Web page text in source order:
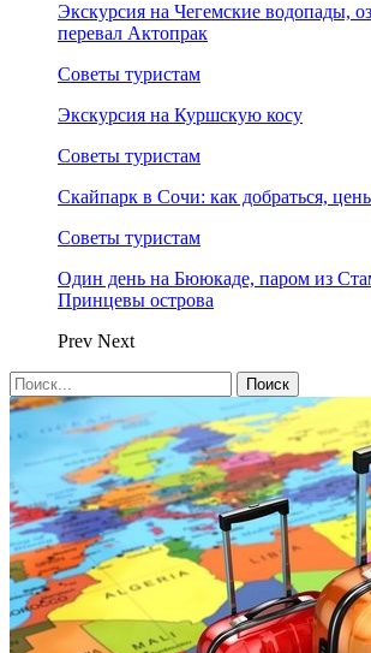
Экскурсия на Чегемские водопады,
перевал Актопрак
Советы туристам
Экскурсия на Куршскую косу
Советы туристам
Скайпарк в Сочи: как добраться,
Советы туристам
Один день на Бююкаде, паром из
Принцевы острова
Prev Next